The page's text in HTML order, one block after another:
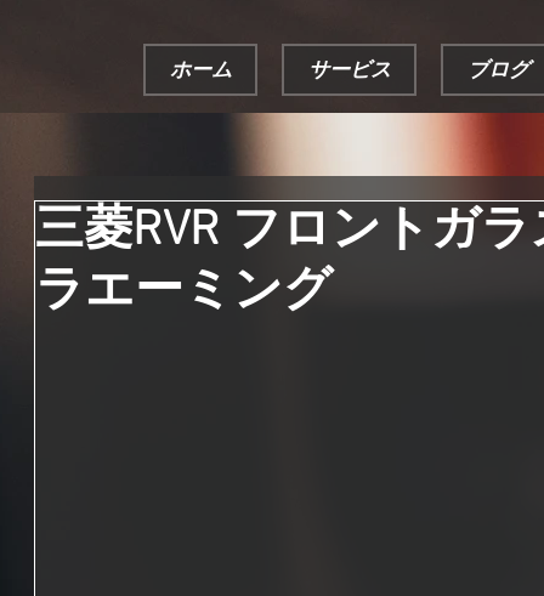
ホーム サービス ブログ
三菱RVR フロントガ
ラエーミング